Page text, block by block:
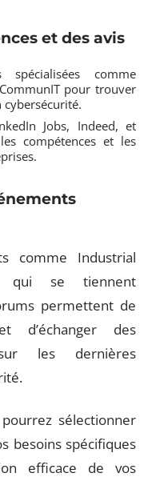
et des avis
spécialisées comme
pour trouver
cybersécurité.
Jobs, Indeed, et
compétences et les
comme Industrial
qui se tiennent
permettent de
d’échanger des
les dernières
sélectionner
besoins spécifiques
efficace de vos